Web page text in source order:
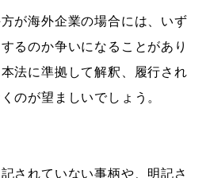
が海外企業の場合には、いず
るのか争いになることがあり
法に準拠して解釈、履行され
のが望ましいでしょう。
されていない事柄や、明記さ